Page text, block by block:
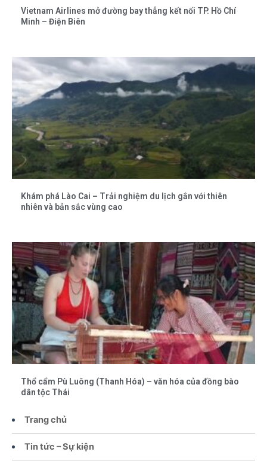
Trang chủ
Tin tức – Sự kiện
Vietnam Airlines mở đường bay thẳng kết nối TP. Hồ Chí
Minh – Điện Biên
Khám phá Lào Cai – Trải nghiệm du lịch gắn với thiên
nhiên và bản sắc vùng cao
Thổ cẩm Pù Luông (Thanh Hóa) – văn hóa của đồng bào
dân tộc Thái